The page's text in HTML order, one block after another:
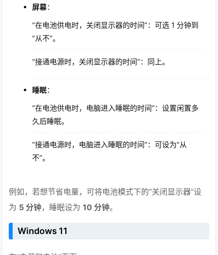
屏幕：
“在电池供电时，关闭显示器的时间”：可选 1 分钟到
“从不”。
“接通电源时，关闭显示器的时间”：同上。
睡眠：
“在电池供电时，电脑进入睡眠的时间”：设置闲置多
久后睡眠。
“接通电源时，电脑进入睡眠的时间”：可设为“从
不”。
例如，若想节省电量，可将电池模式下的“关闭显示器”设
为 5 分钟，睡眠设为 10 分钟。
Windows 11